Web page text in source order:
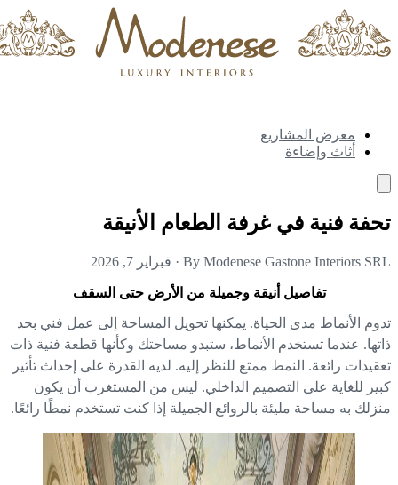
معرض المشاريع
أثاث وإضاءة
فنية في غرفة الطعام الأنيقة
By Modenese Gastone Interiors
·فبراير 7, 2026
تفاصيل أنيقة وجميلة من الأرض حتى السقف
الأنماط مدى الحياة. يمكنها تحويل المساحة إلى عمل فني بحد
عندما تستخدم الأنماط، ستبدو مساحتك وكأنها قطعة فنية ذات
رائعة. النمط ممتع للنظر إليه. لديه القدرة على إحداث تأثير
للغاية على التصميم الداخلي. ليس من المستغرب أن يكون
به مساحة مليئة بالروائع الجميلة إذا كنت تستخدم نمطًا رائعًا.